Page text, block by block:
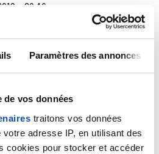
Paramètres des annonces
vos données
traitons vos données
adresse IP, en utilisant des
cookies pour stocker et accéder
- 20:46
sociale doit pouvoir aider
en charge met
ressource à disposition.